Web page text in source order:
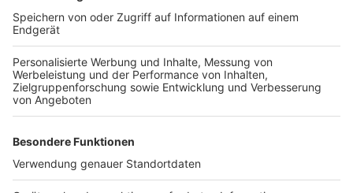
deshalb auf, die vorgesehenen Kürzungen zu
überarbeiten.
Anzeige
Quellen: Pressekonferenz am 15.06.2026 /